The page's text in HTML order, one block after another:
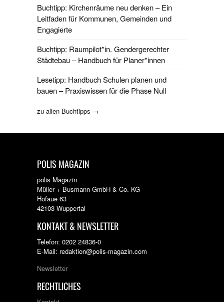
Buchtipp: Kirchenräume neu denken – Ein
Leitfaden für Kommunen, Gemeinden und
Engagierte
Buchtipp: Raumpilot*in. Gendergerechter
Städtebau – Handbuch für Planer*innen
Lesetipp: Handbuch Schulen planen und
bauen – Praxiswissen für die Phase Null
zu allen Buchtipps →
POLIS MAGAZIN
polis Magazin
Müller + Busmann GmbH & Co. KG
Hofaue 63
42103 Wuppertal
KONTAKT & NEWSLETTER
Telefon: 0202 24836-0
E-Mail: redaktion@polis-magazin.com
Newsletter
RECHTLICHES